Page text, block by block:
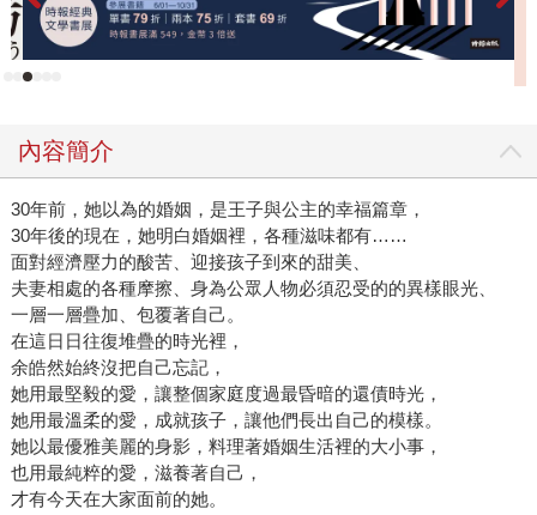
內容簡介
30年前，她以為的婚姻，是王子與公主的幸福篇章，
30年後的現在，她明白婚姻裡，各種滋味都有……
面對經濟壓力的酸苦、迎接孩子到來的甜美、
夫妻相處的各種摩擦、身為公眾人物必須忍受的的異樣眼光、
一層一層疊加、包覆著自己。
在這日日往復堆疊的時光裡，
余皓然始終沒把自己忘記，
她用最堅毅的愛，讓整個家庭度過最昏暗的還債時光，
她用最溫柔的愛，成就孩子，讓他們長出自己的模樣。
她以最優雅美麗的身影，料理著婚姻生活裡的大小事，
也用最純粹的愛，滋養著自己，
才有今天在大家面前的她。